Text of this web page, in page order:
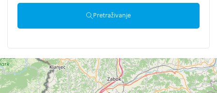
Pretraživanje